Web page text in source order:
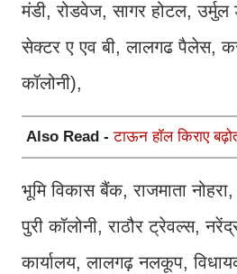
मंडी, रोडवेज, सागर होटल,
सेक्टर ए एव बी, लालगढ पैलेस,
कॉलोनी),
Also Read -टाऊन हॉल किराए
भूमि विकास बैंक, राजमाता
पुरी कॉलोनी, राठौर ट्रेवल्स,
कार्यालय, लालगढ़ नलकूप,